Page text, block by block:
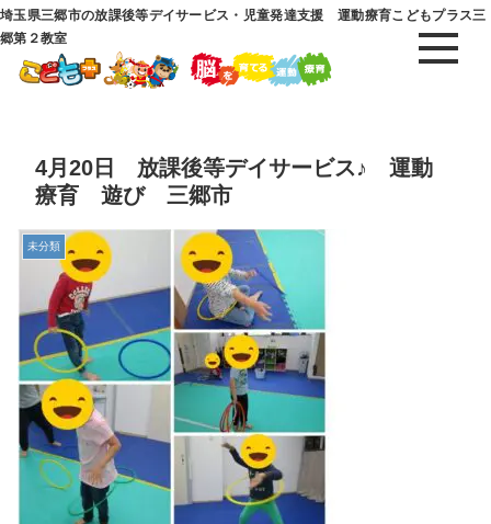
埼玉県三郷市の放課後等デイサービス・児童発達支援 運動療育こどもプラス三
郷第２教室
4月20日 放課後等デイサービス♪ 運動
療育 遊び 三郷市
未分類